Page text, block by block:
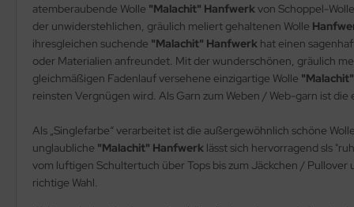
atemberaubende Wolle "Malachit" Hanfwerk von Schoppel-
der unwiderstehlichen, gräulich meliert gehaltenen Wolle
ihresgleichen suchende "Malachit" Hanfwerk hat einen
oder Materialien anfreundet. Mit der wunderschönen, gräulich
gleichmäßigen Fadenlauf versehene einzigartige Wolle
reinsten Vergnügen wird. Als Garn zum Weben / Web-garn ist
Als „Singlefarbe“ verarbeitet ist die außergewöhnlich schöne Wolle
unglaubliche "Malachit" Hanfwerk lässt sich hervorragend sls
vom luftigen Schultertuch über Tops bis zum Jäckchen /
richtige Wahl.